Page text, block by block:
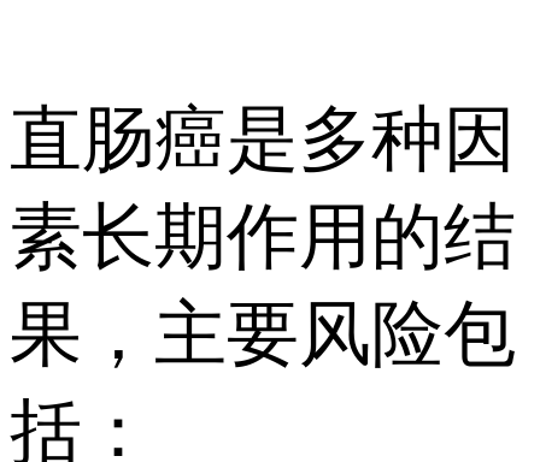
直肠癌是多种因
素长期作用的结
果，主要风险包
括：